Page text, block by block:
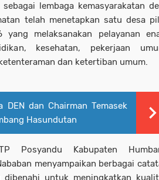
lembaga kemasyarakatan
telah menetapkan satu desa
melaksanakan pelayanan
kesehatan, pekerjaan
dan ketertiban umum.
DEN dan Chairman Temasek
Hasundutan
Posyandu Kabupaten
menyampaikan berbagai
untuk meningkatkan